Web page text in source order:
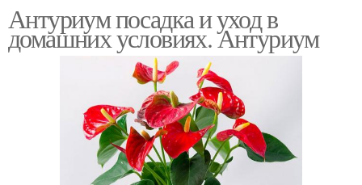
Антуриум посадка и уход в
домашних условиях. Антуриум